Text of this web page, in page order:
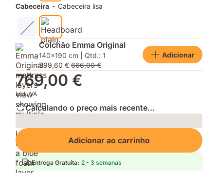
Cabeceira - Cabeceira lisa
Colchão Emma Original
140x190 cm | Qtd.: 1
399,60 € 666,00 €
Adicionar
769,00 €
Incl. IVA
Calculando o preço mais recente...
Loading
Adicionar ao carrinho
Entrega Gratuita: 2 - 3 semanas